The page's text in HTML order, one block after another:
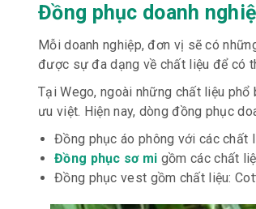
Đồng phục doanh
Mỗi doanh nghiệp, đơn vị sẽ có
được sự đa dạng về chất liệu để có
Tại Wego, ngoài những chất liệu
ưu việt. Hiện nay, dòng đồng phục
Đồng phục áo phông với các chất
Đồng phục sơ mi gồm các chất
Đồng phục vest gồm chất liệu: